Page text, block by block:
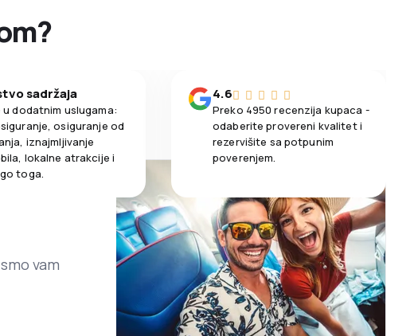
sadržaja
u dodatnim uslugama:
osiguranje od
iznajmljivanje
lokalne atrakcije i
toga.
4.6
Preko 4950 recenzija kupaca -
odaberite provereni kvalitet i
rezervišite sa potpunim
poverenjem.
vam